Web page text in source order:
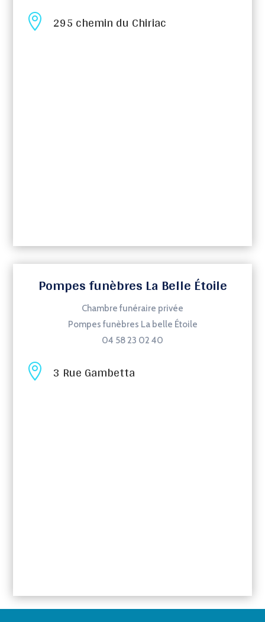
 295 chemin du Chiriac
Pompes funèbres La Belle Étoile
Chambre funéraire privée
Pompes funèbres La belle Étoile
04 58 23 02 40
 3 Rue Gambetta